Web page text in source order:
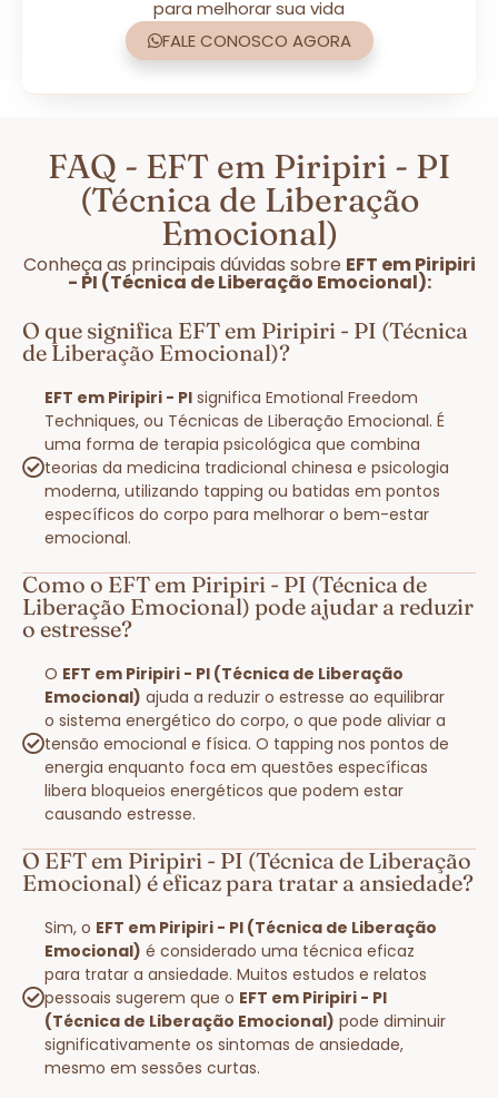
para melhorar sua vida
FALE CONOSCO AGORA
FAQ - EFT em Piripiri - PI
(Técnica de Liberação
Emocional)
Conheça as principais dúvidas sobre EFT em Piripiri
- PI (Técnica de Liberação Emocional):
O que significa EFT em Piripiri - PI (Técnica
de Liberação Emocional)?
EFT em Piripiri - PI significa Emotional Freedom
Techniques, ou Técnicas de Liberação Emocional. É
uma forma de terapia psicológica que combina
teorias da medicina tradicional chinesa e psicologia
moderna, utilizando tapping ou batidas em pontos
específicos do corpo para melhorar o bem-estar
emocional.
Como o EFT em Piripiri - PI (Técnica de
Liberação Emocional) pode ajudar a reduzir
o estresse?
O EFT em Piripiri - PI (Técnica de Liberação
Emocional) ajuda a reduzir o estresse ao equilibrar
o sistema energético do corpo, o que pode aliviar a
tensão emocional e física. O tapping nos pontos de
energia enquanto foca em questões específicas
libera bloqueios energéticos que podem estar
causando estresse.
O EFT em Piripiri - PI (Técnica de Liberação
Emocional) é eficaz para tratar a ansiedade?
Sim, o EFT em Piripiri - PI (Técnica de Liberação
Emocional) é considerado uma técnica eficaz
para tratar a ansiedade. Muitos estudos e relatos
pessoais sugerem que o EFT em Piripiri - PI
(Técnica de Liberação Emocional) pode diminuir
significativamente os sintomas de ansiedade,
mesmo em sessões curtas.